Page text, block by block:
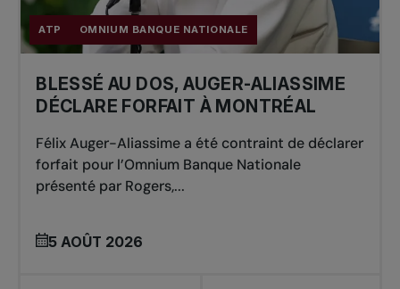
ATP OMNIUM BANQUE NATIONALE
BLESSÉ AU DOS, AUGER-ALIASSIME
DÉCLARE FORFAIT À MONTRÉAL
Félix Auger-Aliassime a été contraint de déclarer
forfait pour l’Omnium Banque Nationale
présenté par Rogers,...
5 AOÛT 2026